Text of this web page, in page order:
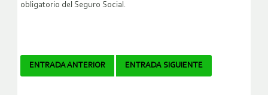
obligatorio del Seguro Social.
Navegador
ENTRADA ANTERIOR ENTRADA SIGUIENTE